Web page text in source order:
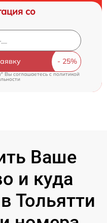
со
Вы соглашаетесь cполитикой
Ваше
и куда
Тольятти